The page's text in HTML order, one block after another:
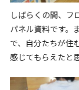
しばらくの間、フ
パネル資料です。
で、自分たちが住
感じてもらえたと